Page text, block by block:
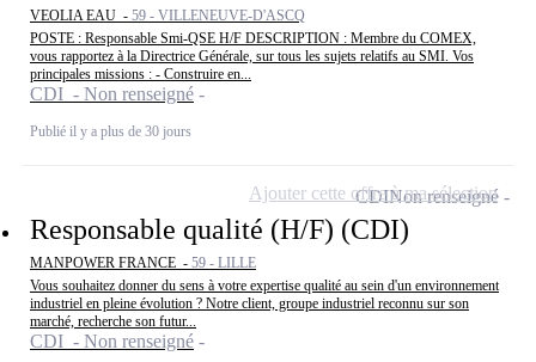
VEOLIA EAU - 59 - VILLENEUVE-D'ASCQ
POSTE : Responsable Smi-QSE H/F DESCRIPTION : Membre du COMEX,
vous rapportez à la Directrice Générale, sur tous les sujets relatifs au SMI. Vos
principales missions : - Construire en...
CDI - Non renseigné
Publié il y a plus de 30 jours
Responsable qualité (H/F) (CDI)
MANPOWER FRANCE - 59 - LILLE
Vous souhaitez donner du sens à votre expertise qualité au sein d'un environnement
industriel en pleine évolution ? Notre client, groupe industriel reconnu sur son
marché, recherche son futur...
CDI - Non renseigné
CDINon renseigné
Ajouter cette offre à ma sélection